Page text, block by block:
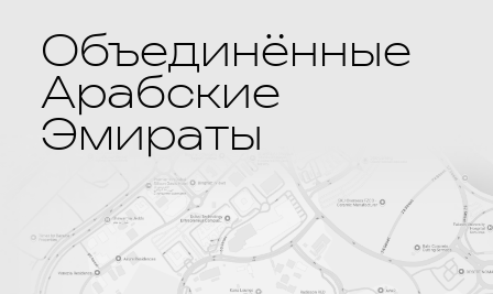
Объединённые
Арабские
Эмираты